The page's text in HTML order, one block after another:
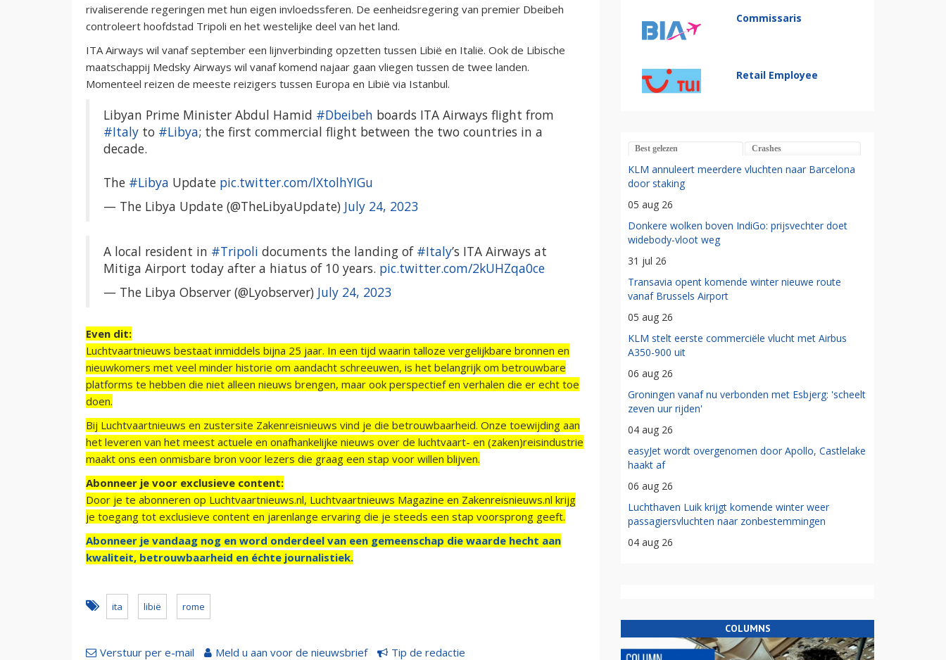
rivaliserende regeringen met hun eigen invloedssferen. De eenheidsregering van premier Dbeibeh
controleert hoofdstad Tripoli en het westelijke deel van het land.
ITA Airways wil vanaf september een lijnverbinding opzetten tussen Libië en Italië. Ook de Libische
maatschappij Medsky Airways wil vanaf komend najaar gaan vliegen tussen de twee landen.
Momenteel reizen de meeste reizigers tussen Europa en Libië via Istanbul.
Libyan Prime Minister Abdul Hamid #Dbeibeh boards ITA Airways flight from
#Italy to #Libya; the first commercial flight between the two countries in a
decade.
The #Libya Update pic.twitter.com/lXtolhYIGu
— The Libya Update (@TheLibyaUpdate) July 24, 2023
A local resident in #Tripoli documents the landing of #Italy’s ITA Airways at
Mitiga Airport today after a hiatus of 10 years. pic.twitter.com/2kUHZqa0ce
— The Libya Observer (@Lyobserver) July 24, 2023
Even dit:
Luchtvaartnieuws bestaat inmiddels bijna 25 jaar. In een tijd waarin talloze vergelijkbare bronnen en
nieuwkomers met veel minder historie om aandacht schreeuwen, is het belangrijk om betrouwbare
platforms te hebben die niet alleen nieuws brengen, maar ook perspectief en verhalen die er echt toe
doen.
Bij Luchtvaartnieuws en zustersite Zakenreisnieuws vind je die betrouwbaarheid. Onze toewijding aan
het leveren van het meest actuele en onafhankelijke nieuws over de luchtvaart- en (zaken)reisindustrie
maakt ons een onmisbare bron voor lezers die graag een stap voor willen blijven.
Abonneer je voor exclusieve content:
Door je te abonneren op Luchtvaartnieuws.nl, Luchtvaartnieuws Magazine en Zakenreisnieuws.nl krijg
je toegang tot exclusieve content en jarenlange ervaring die je steeds een stap voorsprong geeft.
Abonneer je vandaag nog en word onderdeel van een gemeenschap die waarde hecht aan
kwaliteit, betrouwbaarheid en échte journalistiek.
ita libië rome
Verstuur per e-mail Meld u aan voor de nieuwsbrief Tip de redactie
Commissaris
Retail Employee
Best gelezen Crashes
KLM annuleert meerdere vluchten naar Barcelona
door staking
05 aug 26
Donkere wolken boven IndiGo: prijsvechter doet
widebody-vloot weg
31 jul 26
Transavia opent komende winter nieuwe route
vanaf Brussels Airport
05 aug 26
KLM stelt eerste commerciële vlucht met Airbus
A350-900 uit
06 aug 26
Groningen vanaf nu verbonden met Esbjerg: 'scheelt
zeven uur rijden'
04 aug 26
easyJet wordt overgenomen door Apollo, Castlelake
haakt af
06 aug 26
Luchthaven Luik krijgt komende winter weer
passagiersvluchten naar zonbestemmingen
04 aug 26
COLUMNS